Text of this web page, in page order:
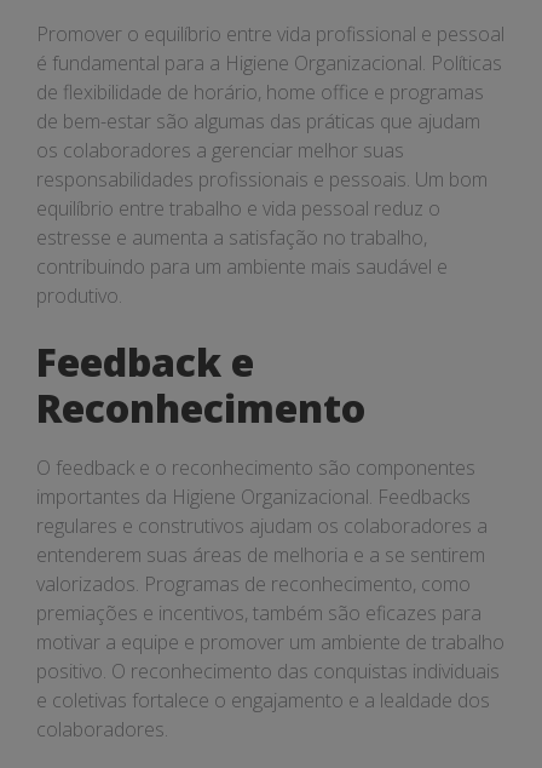
Promover o equilíbrio entre vida profissional e pessoal
é fundamental para a Higiene Organizacional. Políticas
de flexibilidade de horário, home office e programas
de bem-estar são algumas das práticas que ajudam
os colaboradores a gerenciar melhor suas
responsabilidades profissionais e pessoais. Um bom
equilíbrio entre trabalho e vida pessoal reduz o
estresse e aumenta a satisfação no trabalho,
contribuindo para um ambiente mais saudável e
produtivo.
Feedback e
Reconhecimento
O feedback e o reconhecimento são componentes
importantes da Higiene Organizacional. Feedbacks
regulares e construtivos ajudam os colaboradores a
entenderem suas áreas de melhoria e a se sentirem
valorizados. Programas de reconhecimento, como
premiações e incentivos, também são eficazes para
motivar a equipe e promover um ambiente de trabalho
positivo. O reconhecimento das conquistas individuais
e coletivas fortalece o engajamento e a lealdade dos
colaboradores.